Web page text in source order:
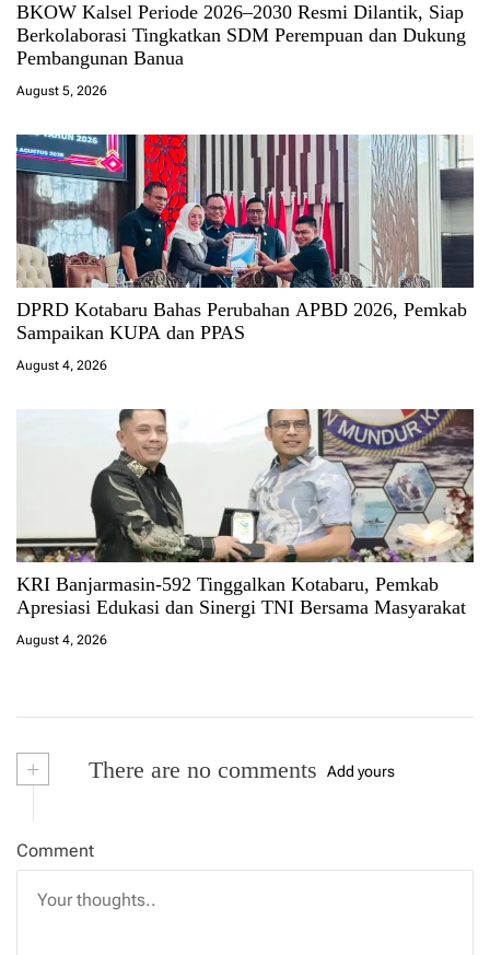
BKOW Kalsel Periode 2026–2030 Resmi Dilantik, Siap
Berkolaborasi Tingkatkan SDM Perempuan dan Dukung
Pembangunan Banua
August 5, 2026
DPRD Kotabaru Bahas Perubahan APBD 2026, Pemkab
Sampaikan KUPA dan PPAS
August 4, 2026
KRI Banjarmasin-592 Tinggalkan Kotabaru, Pemkab
Apresiasi Edukasi dan Sinergi TNI Bersama Masyarakat
August 4, 2026
+ There are no comments Add yours
Comment